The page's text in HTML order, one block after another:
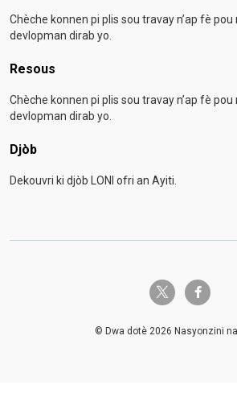
Chèche konnen pi plis sou travay n’ap fè
devlopman dirab yo.
Resous
Chèche konnen pi plis sou travay n’ap fè
devlopman dirab yo.
Djòb
Dekouvri ki djòb LONI ofri an Ayiti.
twitter-x facebook-f
© Dwa dotè 2026 Nasyonzini